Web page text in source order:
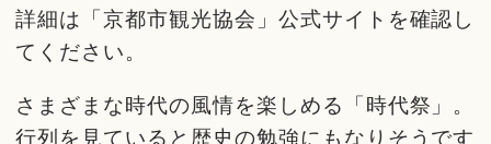
詳細は「京都市観光協会」公式サイトを確認し
てください。
さまざまな時代の風情を楽しめる「時代祭」。
行列を見ていると歴史の勉強にもなりそうです